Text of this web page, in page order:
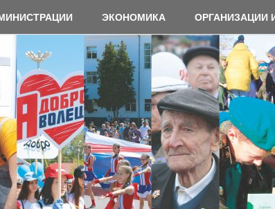
ЭКОНОМИКА ОРГАНИЗАЦИИ